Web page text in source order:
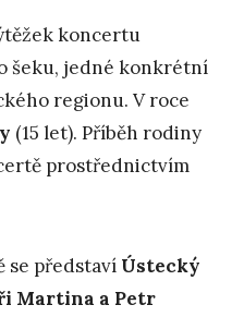
koncertu
šeku, jedné konkrétní
regionu. V roce
(15 let). Příběh rodiny
prostřednictvím
se představí Ústecký
Martina a Petr